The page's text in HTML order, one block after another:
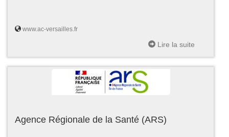
www.ac-versailles.fr
Lire la suite
Agence Régionale de la Santé (ARS)